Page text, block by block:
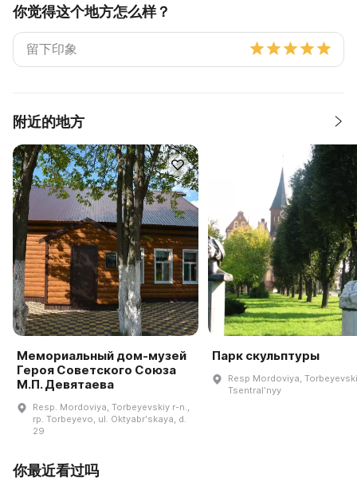
你觉得这个地方怎么样？
附近的地方
Мемориальный дом-музей
Героя Советского Союза
М.П. Девятаева
Resp. Mordoviya, Torbeyevskiy r-n.,
rp. Torbeyevo, ul. Oktyabrʹskaya, d.
29
Парк скульптуры
Resp Mordoviya,
Tsentralʹnyy
你最近看过吗